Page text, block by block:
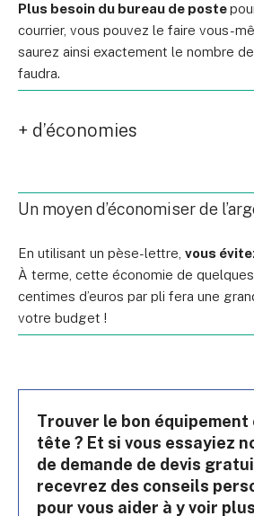
Plus besoin du bureau de poste
courrier, vous pouvez le faire vous-
saurez ainsi exactement le nombre
faudra.
+ d’économies
Un moyen d’économiser de
En utilisant un pèse-lettre, vous
À terme, cette économie de
centimes d’euros par pli fera une
votre budget !
Trouver le bon équipement
tête ? Et si vous essayiez
de demande de devis
recevrez des conseils
pour vous aider à y voir